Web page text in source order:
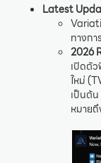
Latest
ทางก
2026
เปิดตัว
ใหม่
เป็นต้
หมายถึ